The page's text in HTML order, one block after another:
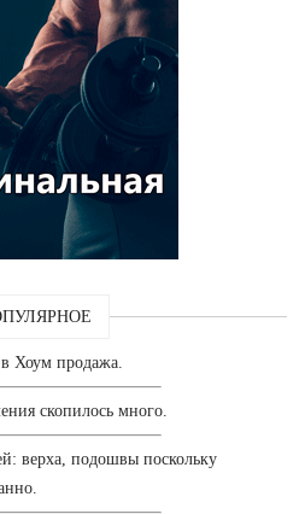
Хоум продажа.
скопилось много.
верха, подошвы поскольку